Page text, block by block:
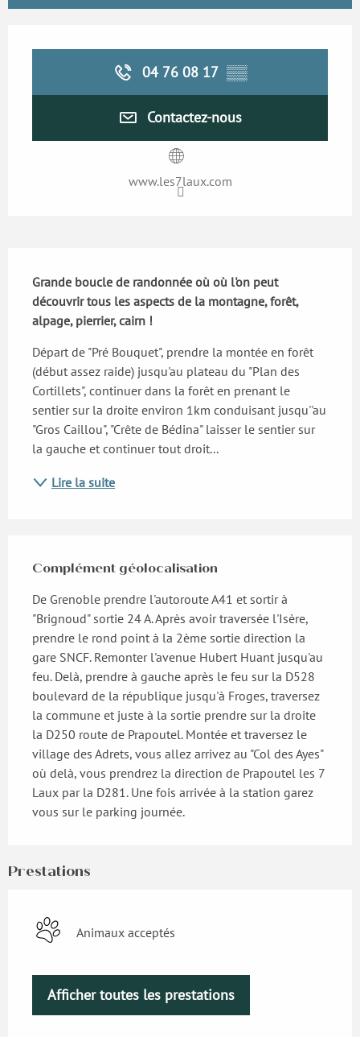
04 76 08 17 ▒▒
Contactez-nous
www.les7laux.com
Grande boucle de randonnée où où l'on peut
découvrir tous les aspects de la montagne, forêt,
alpage, pierrier, cairn !
Départ de "Pré Bouquet", prendre la montée en forêt
(début assez raide) jusqu'au plateau du "Plan des
Cortillets", continuer dans la forêt en prenant le
sentier sur la droite environ 1km conduisant jusqu''au
"Gros Caillou", "Crête de Bédina" laisser le sentier sur
la gauche et continuer tout droit...
Lire la suite
Complément géolocalisation
Complément géolocalisation
De Grenoble prendre l'autoroute A41 et sortir à
"Brignoud" sortie 24 A. Après avoir traversée l'Isère,
prendre le rond point à la 2ème sortie direction la
gare SNCF. Remonter l'avenue Hubert Huant jusqu'au
feu. Delà, prendre à gauche après le feu sur la D528
boulevard de la république jusqu'à Froges, traversez
la commune et juste à la sortie prendre sur la droite
la D250 route de Prapoutel. Montée et traversez le
village des Adrets, vous allez arrivez au "Col des Ayes"
où delà, vous prendrez la direction de Prapoutel les 7
Laux par la D281. Une fois arrivée à la station garez
vous sur le parking journée.
Prestations
Animaux acceptés
Afficher toutes les prestations